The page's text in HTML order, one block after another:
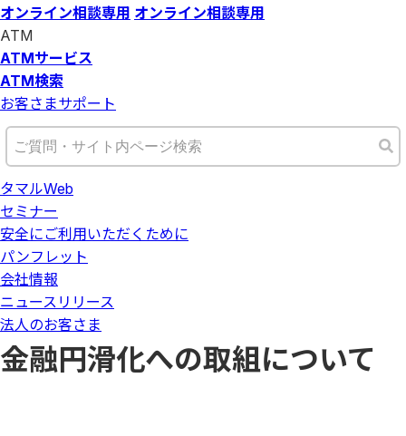
オンライン相談専用 オンライン相談専用
ATM
ATMサービス
ATM検索
お客さまサポート
タマルWeb
セミナー
安全にご利用いただくために
パンフレット
会社情報
ニュースリリース
法人のお客さま
金融円滑化への取組について